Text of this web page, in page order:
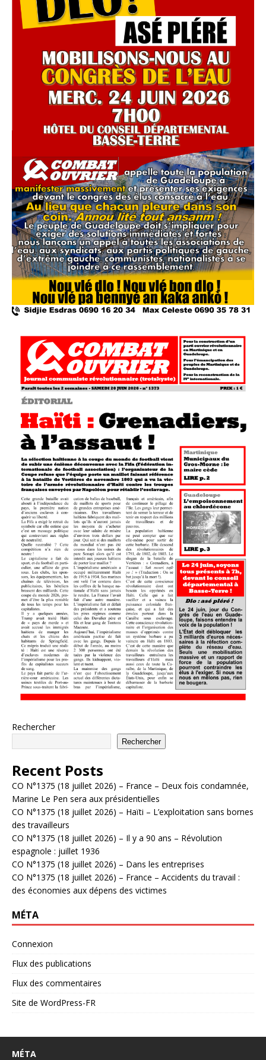
Rechercher
Rechercher
Recent Posts
CO N°1375 (18 juillet 2026) – France – Deux fois condamnée,
Marine Le Pen sera aux présidentielles
CO N°1375 (18 juillet 2026) – Haïti – L’exploitation sans bornes
des travailleurs
CO N°1375 (18 juillet 2026) – Il y a 90 ans – Révolution
espagnole : juillet 1936
CO N°1375 (18 juillet 2026) – Dans les entreprises
CO N°1375 (18 juillet 2026) – France – Accidents du travail :
des économies aux dépens des victimes
MÉTA
Connexion
Flux des publications
Flux des commentaires
Site de WordPress-FR
MÉTA